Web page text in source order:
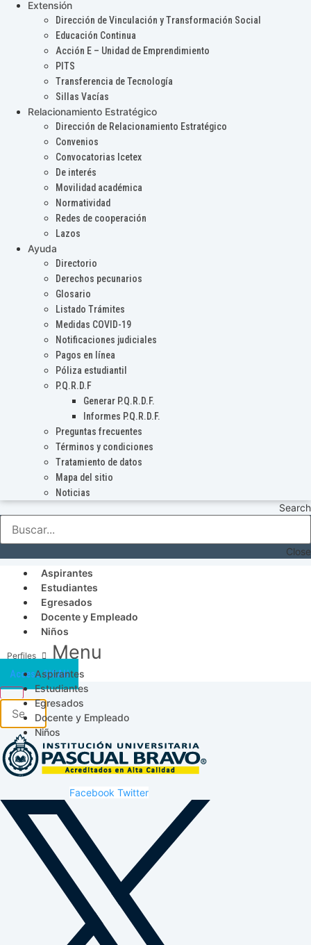
Extensión
Dirección de Vinculación y Transformación Social
Educación Continua
Acción E – Unidad de Emprendimiento
PITS
Transferencia de Tecnología
Sillas Vacías
Relacionamiento Estratégico
Dirección de Relacionamiento Estratégico
Convenios
Convocatorias Icetex
De interés
Movilidad académica
Normatividad
Redes de cooperación
Lazos
Ayuda
Directorio
Derechos pecunarios
Glosario
Listado Trámites
Medidas COVID-19
Notificaciones judiciales
Pagos en línea
Póliza estudiantil
P.Q.R.D.F
Generar P.Q.R.D.F.
Informes P.Q.R.D.F.
Preguntas frecuentes
Términos y condiciones
Tratamiento de datos
Mapa del sitio
Noticias
Search
Close
Aspirantes
Estudiantes
Egresados
Docente y Empleado
Niños
Menu
Aspirantes
Estudiantes
Egresados
Docente y Empleado
Niños
Acceso SICAU
Facebook Twitter